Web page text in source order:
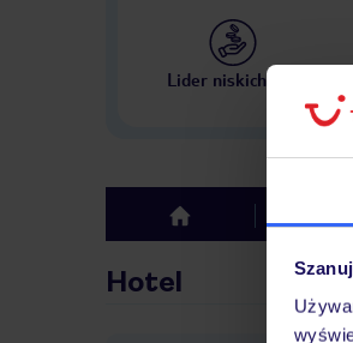
Lider niskich cen
top
Hotel